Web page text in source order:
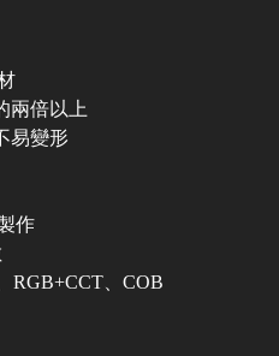
兩倍以上
易變形
作
RGB+CCT、COB